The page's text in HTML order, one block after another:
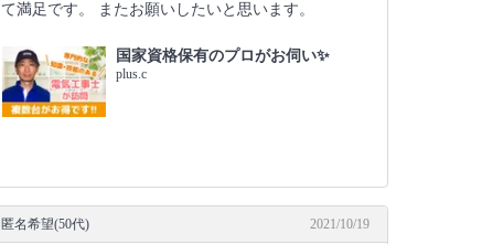
て満足です。 またお願いしたいと思います。
国家資格保有のプロがお伺い✨
plus.c
匿名希望(50代) 2021/10/19